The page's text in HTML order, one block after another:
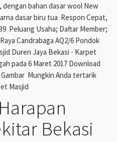
bahan dasar wool New
dasar biru tua Respon Cepat,
Peluang Usaha; Daftar Member;
Candrabaga AQ2/6 Pondok
Duren Jaya Bekasi - Karpet
pada 6 Maret 2017 Download
Mungkin Anda tertarik
Masjid
Bekasi